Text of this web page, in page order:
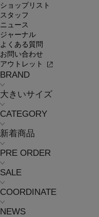
ショップリスト
スタッフ
ニュース
ジャーナル
よくある質問
お問い合わせ
アウトレット
BRAND
大きいサイズ
CATEGORY
新着商品
PRE ORDER
SALE
COORDINATE
NEWS